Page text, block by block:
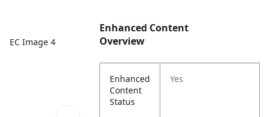
EC Image 4
Enhanced Content
Overview
Enhanced
Content
Status
Yes